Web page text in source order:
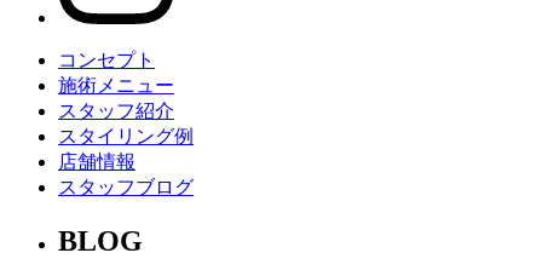
コンセプト
施術メニュー
スタッフ紹介
スタイリング例
店舗情報
スタッフブログ
BLOG